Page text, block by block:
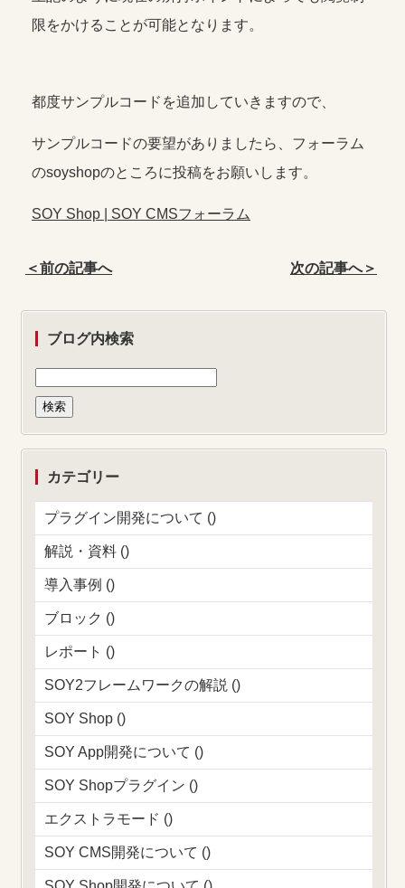
限をかけることが可能となります。
都度サンプルコードを追加していきますので、
サンプルコードの要望がありましたら、フォーラム
のsoyshopのところに投稿をお願いします。
SOY Shop | SOY CMSフォーラム
＜前の記事へ 次の記事へ＞
ブログ内検索
カテゴリー
プラグイン開発について ()
解説・資料 ()
導入事例 ()
ブロック ()
レポート ()
SOY2フレームワークの解説 ()
SOY Shop ()
SOY App開発について ()
SOY Shopプラグイン ()
エクストラモード ()
SOY CMS開発について ()